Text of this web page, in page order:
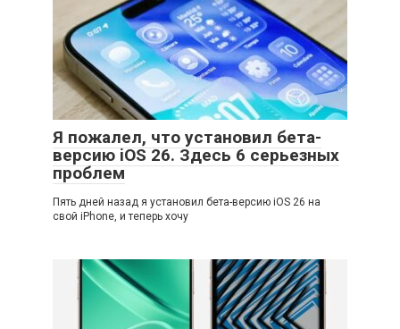
Я пожалел, что установил бета-
версию iOS 26. Здесь 6 серьезных
проблем
Пять дней назад я установил бета-версию iOS 26 на
свой iPhone, и теперь хочу